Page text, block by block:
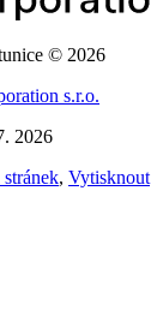
© 2026
s.r.o.
2026
, Vytisknout